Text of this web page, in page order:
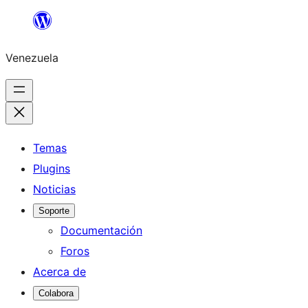
Saltar
contenido
Venezuela
Temas
Plugins
Noticias
Soporte
Documentación
Foros
Acerca de
Colabora